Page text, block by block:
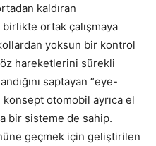
kaldıran
ortak çalışmaya
yoksun bir kontrol
hareketlerini sürekli
saptayan “eye-
otomobil ayrıca el
bir sisteme de sahip.
geçmek için geliştirilen